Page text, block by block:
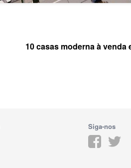
10 casas moderna à
Siga-nos